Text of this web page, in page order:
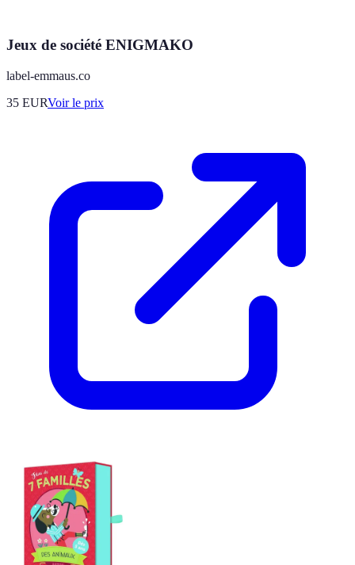
Jeux de société ENIGMAKO
label-emmaus.co
35 EURVoir le prix